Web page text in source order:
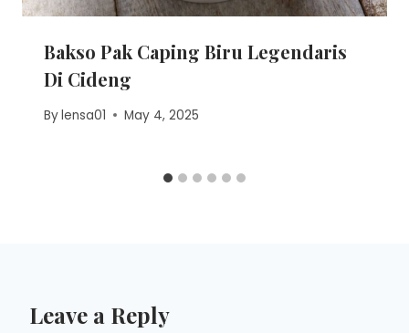
Bakso Pak Caping Biru Legendaris
Di Cideng
Bylensa01 May 4, 2025
Leave a Reply